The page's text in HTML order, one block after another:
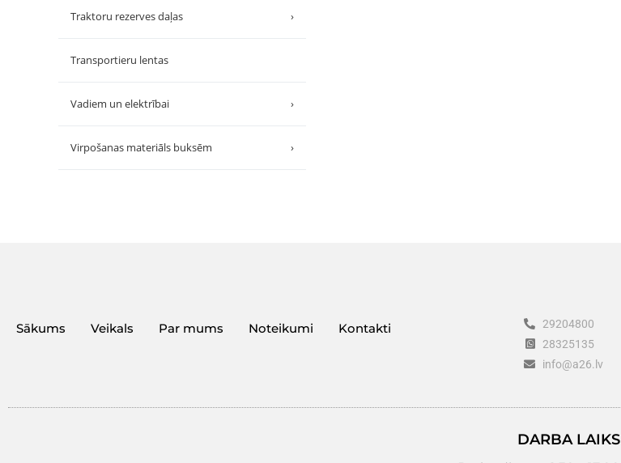
Traktoru rezerves daļas ›
Transportieru lentas
Vadiem un elektrībai ›
Virpošanas materiāls buksēm ›
Sākums Veikals Par mums Noteikumi Kontakti
29204800
28325135
info@a26.lv
DARBA LAIKS